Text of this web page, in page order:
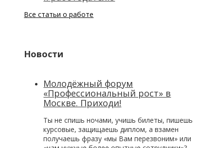
Все статьи о работе
Новости
Молодёжный форум
«Профессиональный рост» в
Москве. Приходи!
Ты не спишь ночами, учишь билеты, пишешь
курсовые, защищаешь диплом, а взамен
получаешь фразу «мы Вам перезвоним» или